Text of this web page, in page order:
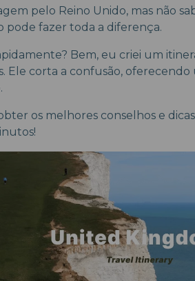
pelo Reino Unido, mas não
pode fazer toda a diferença.
Bem, eu criei um
Ele corta a confusão,
os melhores conselhos e